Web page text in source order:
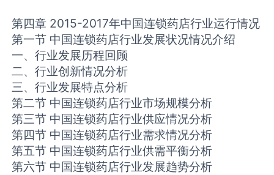
第四章 2015-2017年中国连锁药店行业运行情况
第一节 中国连锁药店行业发展状况情况介绍
一、行业发展历程回顾
二、行业创新情况分析
三、行业发展特点分析
第二节 中国连锁药店行业市场规模分析
第三节 中国连锁药店行业供应情况分析
第四节 中国连锁药店行业需求情况分析
第五节 中国连锁药店行业供需平衡分析
第六节 中国连锁药店行业发展趋势分析